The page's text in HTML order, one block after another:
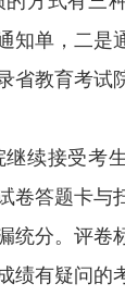
知单，二是
教育考试
续接受考
卷答题卡与
统分。评卷
绩有疑问的